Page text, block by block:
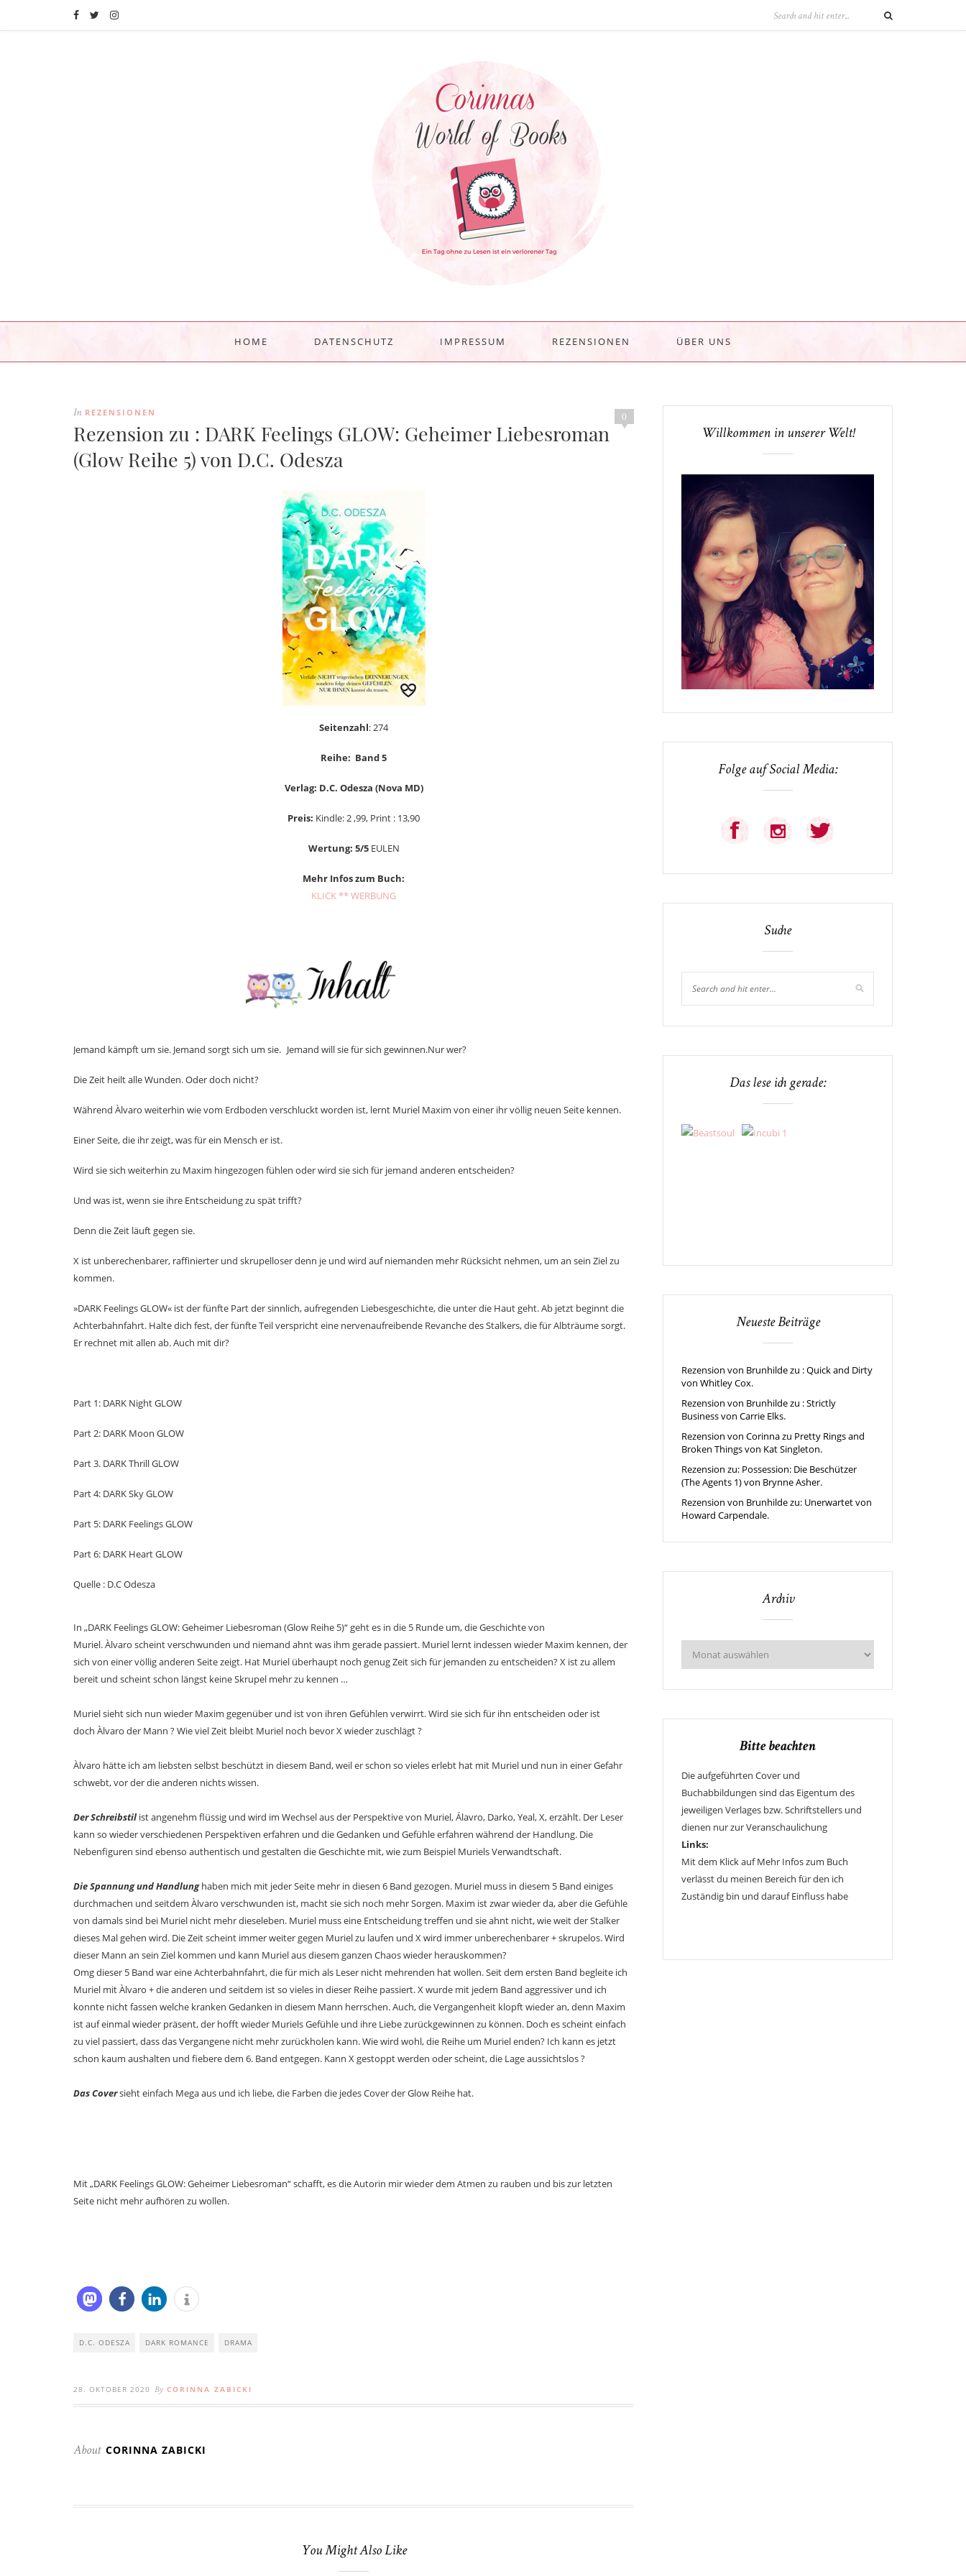
HOME DATENSCHUTZ IMPRESSUM REZENSIONEN ÜBER UNS
0
In REZENSIONEN
Rezension zu : DARK Feelings GLOW: Geheimer Liebesroman
(Glow Reihe 5) von D.C. Odesza
Seitenzahl: 274
Reihe: Band 5
Verlag: D.C. Odesza (Nova MD)
Preis: Kindle: 2 ,99, Print : 13,90
Wertung: 5/5EULEN
Mehr Infos zum Buch:
KLICK ** WERBUNG
Jemand kämpft um sie. Jemand sorgt sich um sie. Jemand will sie für sich gewinnen.Nur wer?
Die Zeit heilt alle Wunden. Oder doch nicht?
Während Àlvaro weiterhin wie vom Erdboden verschluckt worden ist, lernt Muriel Maxim von einer ihr völlig neuen Seite kennen.
Einer Seite, die ihr zeigt, was für ein Mensch er ist.
Wird sie sich weiterhin zu Maxim hingezogen fühlen oder wird sie sich für jemand anderen entscheiden?
Und was ist, wenn sie ihre Entscheidung zu spät trifft?
Denn die Zeit läuft gegen sie.
X ist unberechenbarer, raffinierter und skrupelloser denn je und wird auf niemanden mehr Rücksicht nehmen, um an sein Ziel zu
kommen.
»DARK Feelings GLOW« ist der fünfte Part der sinnlich, aufregenden Liebesgeschichte, die unter die Haut geht. Ab jetzt beginnt die
Achterbahnfahrt. Halte dich fest, der fünfte Teil verspricht eine nervenaufreibende Revanche des Stalkers, die für Albträume sorgt.
Er rechnet mit allen ab. Auch mit dir?
Part 1: DARK Night GLOW
Part 2: DARK Moon GLOW
Part 3. DARK Thrill GLOW
Part 4: DARK Sky GLOW
Part 5: DARK Feelings GLOW
Part 6: DARK Heart GLOW
Quelle : D.C Odesza
In „DARK Feelings GLOW: Geheimer Liebesroman (Glow Reihe 5)“ geht es in die 5 Runde um, die Geschichte von
Muriel. Àlvaro scheint verschwunden und niemand ahnt was ihm gerade passiert. Muriel lernt indessen wieder Maxim kennen, der
sich von einer völlig anderen Seite zeigt. Hat Muriel überhaupt noch genug Zeit sich für jemanden zu entscheiden? X ist zu allem
bereit und scheint schon längst keine Skrupel mehr zu kennen …
Muriel sieht sich nun wieder Maxim gegenüber und ist von ihren Gefühlen verwirrt. Wird sie sich für ihn entscheiden oder ist
doch Àlvaro der Mann ? Wie viel Zeit bleibt Muriel noch bevor X wieder zuschlägt ?
Àlvaro hätte ich am liebsten selbst beschützt in diesem Band, weil er schon so vieles erlebt hat mit Muriel und nun in einer Gefahr
schwebt, vor der die anderen nichts wissen.
Der Schreibstilist angenehm flüssig und wird im Wechsel aus der Perspektive von Muriel, Álavro, Darko, Yeal, X, erzählt. Der Leser
kann so wieder verschiedenen Perspektiven erfahren und die Gedanken und Gefühle erfahren während der Handlung. Die
Nebenfiguren sind ebenso authentisch und gestalten die Geschichte mit, wie zum Beispiel Muriels Verwandtschaft.
Die Spannung und Handlung haben mich mit jeder Seite mehr in diesen 6 Band gezogen. Muriel muss in diesem 5 Band einiges
durchmachen und seitdem Àlvaro verschwunden ist, macht sie sich noch mehr Sorgen. Maxim ist zwar wieder da, aber die Gefühle
von damals sind bei Muriel nicht mehr dieseleben. Muriel muss eine Entscheidung treffen und sie ahnt nicht, wie weit der Stalker
dieses Mal gehen wird. Die Zeit scheint immer weiter gegen Muriel zu laufen und X wird immer unberechenbarer + skrupelos. Wird
dieser Mann an sein Ziel kommen und kann Muriel aus diesem ganzen Chaos wieder herauskommen?
Omg dieser 5 Band war eine Achterbahnfahrt, die für mich als Leser nicht mehrenden hat wollen. Seit dem ersten Band begleite ich
Muriel mit Àlvaro + die anderen und seitdem ist so vieles in dieser Reihe passiert. X wurde mit jedem Band aggressiver und ich
konnte nicht fassen welche kranken Gedanken in diesem Mann herrschen. Auch, die Vergangenheit klopft wieder an, denn Maxim
ist auf einmal wieder präsent, der hofft wieder Muriels Gefühle und ihre Liebe zurückgewinnen zu können. Doch es scheint einfach
zu viel passiert, dass das Vergangene nicht mehr zurückholen kann. Wie wird wohl, die Reihe um Muriel enden? Ich kann es jetzt
schon kaum aushalten und fiebere dem 6. Band entgegen. Kann X gestoppt werden oder scheint, die Lage aussichtslos ?
Das Coversieht einfach Mega aus und ich liebe, die Farben die jedes Cover der Glow Reihe hat.
Mit „DARK Feelings GLOW: Geheimer Liebesroman“ schafft, es die Autorin mir wieder dem Atmen zu rauben und bis zur letzten
Seite nicht mehr aufhören zu wollen.
D.C. ODESZA DARK ROMANCE DRAMA
28. OKTOBER 2020 By CORINNA ZABICKI
About CORINNA ZABICKI
You Might Also Like
Willkommen in unserer Welt!
Folge auf Social Media:
Suche
Das lese ich gerade:
Neueste Beiträge
Rezension von Brunhilde zu : Quick and Dirty
von Whitley Cox.
Rezension von Brunhilde zu : Strictly
Business von Carrie Elks.
Rezension von Corinna zu Pretty Rings and
Broken Things von Kat Singleton.
Rezension zu: Possession: Die Beschützer
(The Agents 1) von Brynne Asher.
Rezension von Brunhilde zu: Unerwartet von
Howard Carpendale.
Archiv
Bitte beachten
Die aufgeführten Cover und
Buchabbildungen sind das Eigentum des
jeweiligen Verlages bzw. Schriftstellers und
dienen nur zur Veranschaulichung
Links:
Mit dem Klick auf Mehr Infos zum Buch
verlässt du meinen Bereich für den ich
Zuständig bin und darauf Einfluss habe